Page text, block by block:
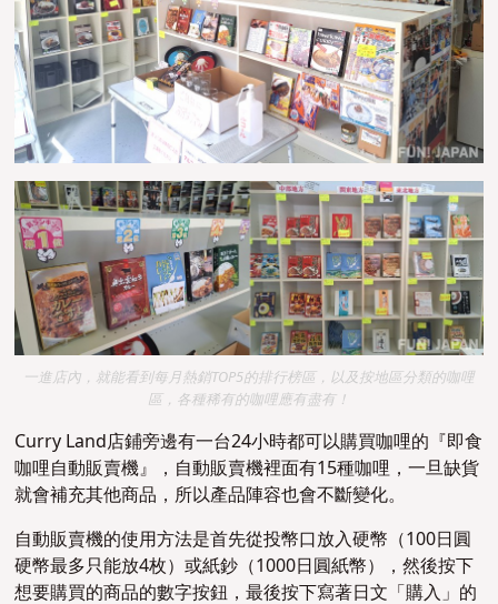
一進店內，就能看到每月熱銷TOP5的排行榜區，以及按地區分類的咖哩
區，各種稀有的咖哩應有盡有！
Curry Land店鋪旁邊有一台24小時都可以購買咖哩的『即食
咖哩自動販賣機』，自動販賣機裡面有15種咖哩，一旦缺貨
就會補充其他商品，所以產品陣容也會不斷變化。
自動販賣機的使用方法是首先從投幣口放入硬幣（100日圓
硬幣最多只能放4枚）或紙鈔（1000日圓紙幣），然後按下
想要購買的商品的數字按鈕，最後按下寫著日文「購入」的